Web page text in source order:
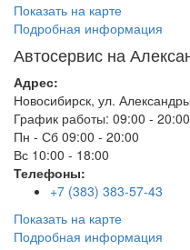
Показать на карте
Подробная информация
Автосервис на
Адрес:
Новосибирск, ул.
График работы: 09:00 - 20:00
Пн - Сб 09:00 - 20:00
Вс 10:00 - 18:00
Телефоны:
+7 (383) 383-57-43
Показать на карте
Подробная информация